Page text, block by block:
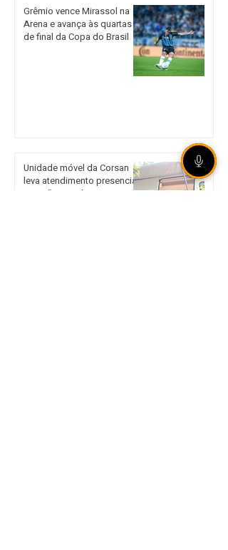
Grêmio vence Mirassol na
Arena e avança às quartas
de final da Copa do Brasil
Unidade móvel da Corsan
leva atendimento presencial
a Sertão nos dias 18 e 19 de